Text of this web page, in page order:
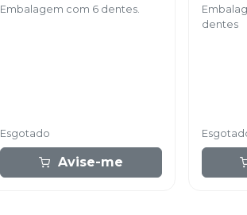
Embalagem com 6 dentes.
Esgotado
Avise-me
dentes